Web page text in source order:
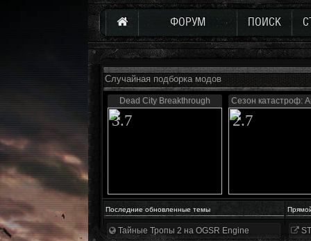
ФОРУМ ПОИСК
Случайная подборка модов
Dead City Breakthrough
3.7
Сезон катастроф:
2.7
Последние обновленные темы
Тайные Тропы 2 на OGSR Engine